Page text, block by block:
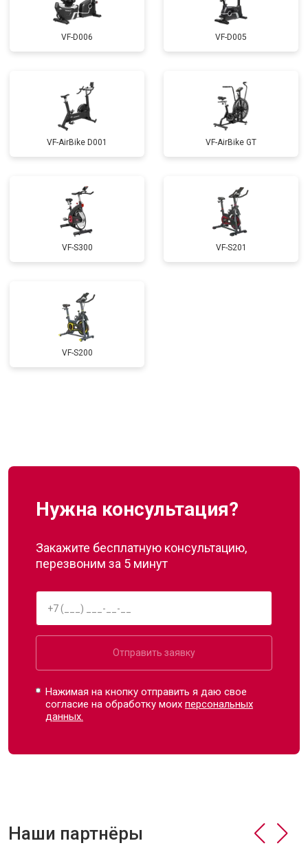
VF-D006 VF-D005
VF-AirBike D001 VF-AirBike GT
VF-S300 VF-S201
VF-S200
Нужна консультация?
Закажите бесплатную консультацию,
перезвоним за 5 минут
Отправить заявку
Нажимая на кнопку отправить я даю свое
согласие на обработку моихперсональных
данных.
Наши партнёры